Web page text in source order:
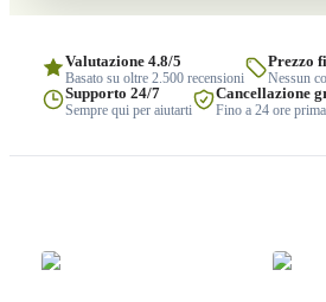
Valutazione 4.8/5
Basato su oltre 2.500 recensioni
Prezzo
Nessun
Supporto 24/7
Sempre qui per aiutarti
Cancellazione
Fino a 24 ore prima